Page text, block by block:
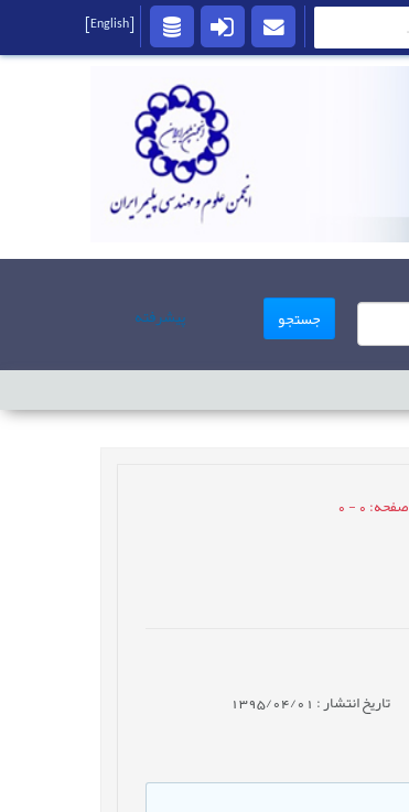
جستجو پیشرفته
صفحه: 0 - 0
تاریخ انتشار : 1395/04/01
[English]